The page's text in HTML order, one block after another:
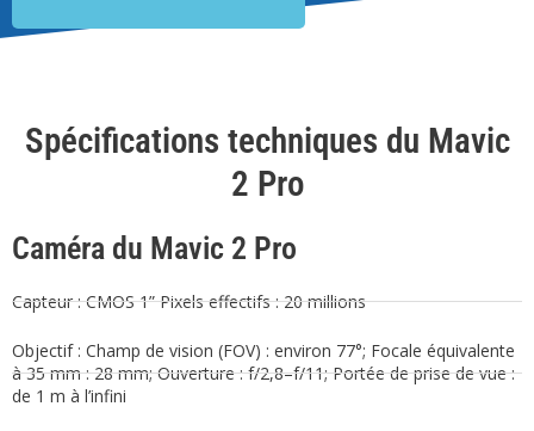
Spécifications techniques du Mavic
2 Pro
Caméra du Mavic 2 Pro
Capteur : CMOS 1” Pixels effectifs : 20 millions
Objectif : Champ de vision (FOV) : environ 77°; Focale équivalente
à 35 mm : 28 mm; Ouverture : f/2,8–f/11; Portée de prise de vue :
de 1 m à l’infini